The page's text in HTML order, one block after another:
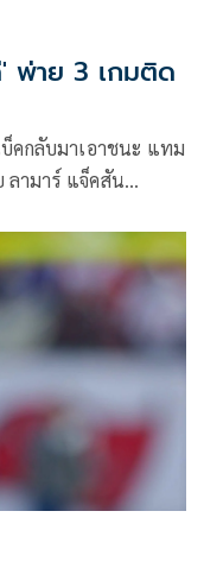
พ่าย 3 เกมติด
คกลับมาเอาชนะ แทม
ลามาร์ แจ็คสัน
ย์ ไนท์” ที่เรย์มอนด์
ามเวลาประเทศไทย